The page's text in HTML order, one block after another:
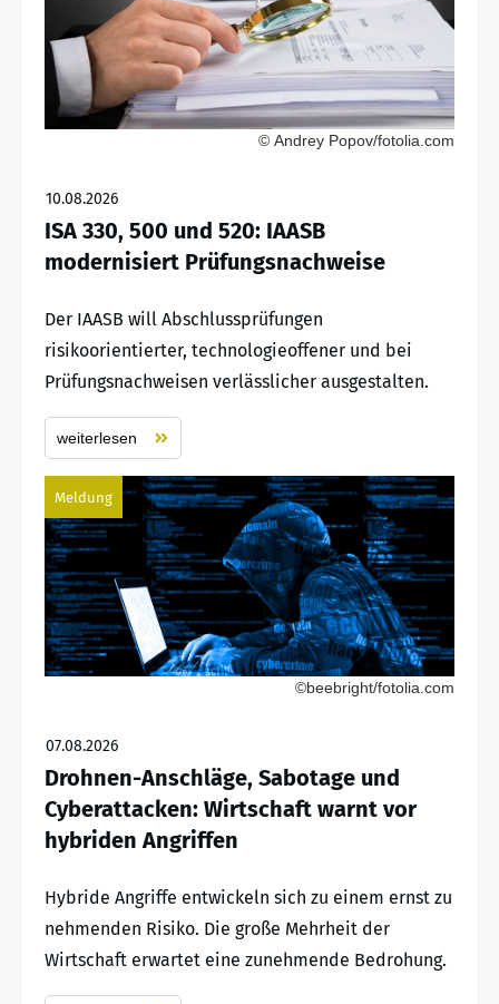
© Andrey Popov/fotolia.com
10.08.2026
ISA 330, 500 und 520: IAASB
modernisiert Prüfungsnachweise
Der IAASB will Abschlussprüfungen
risikoorientierter, technologieoffener und bei
Prüfungsnachweisen verlässlicher ausgestalten.
weiterlesen
Meldung
©beebright/fotolia.com
07.08.2026
Drohnen-Anschläge, Sabotage und
Cyberattacken: Wirtschaft warnt vor
hybriden Angriffen
Hybride Angriffe entwickeln sich zu einem ernst zu
nehmenden Risiko. Die große Mehrheit der
Wirtschaft erwartet eine zunehmende Bedrohung.